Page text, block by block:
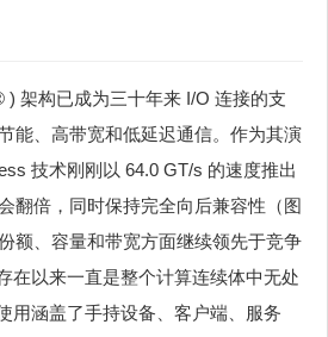
架构已成为三十年来 I/O 连接的支
能、高带宽和低延迟通信。作为其演
技术刚刚以 64.0 GT/s 的速度推出
翻倍，同时保持完全向后兼容性（图
额、容量和带宽方面继续领先于竞争
在以来一直是整个计算连续体中无处
用涵盖了手持设备、客户端、服务